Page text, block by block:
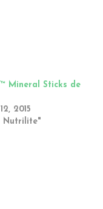
Mineral Sticks de
2015
Nutrilite"